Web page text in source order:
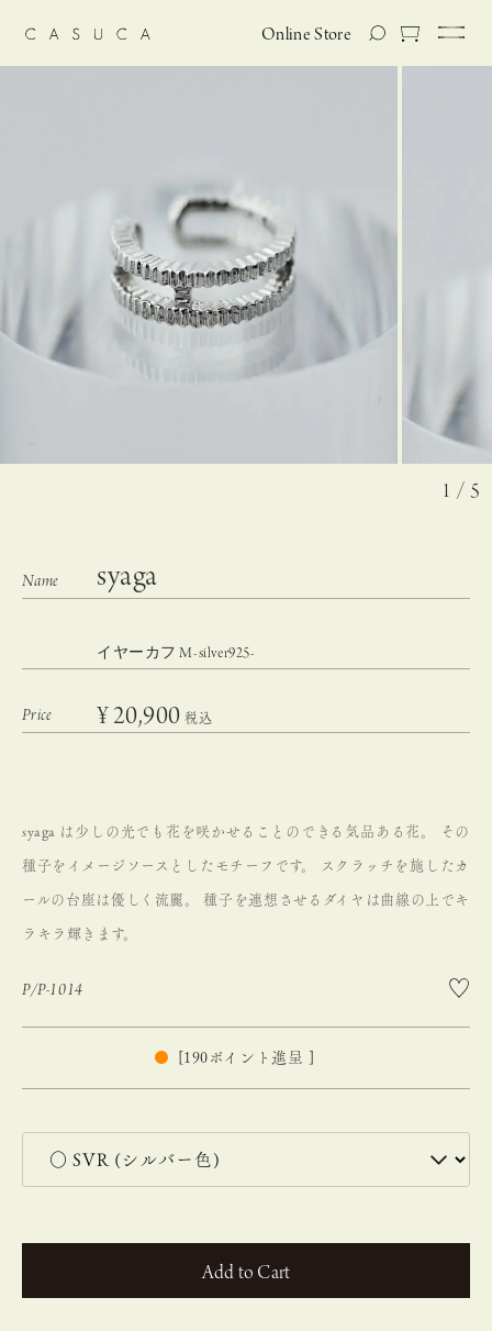
Online Store
1 / 5
syaga
イヤーカフ M-silver925-
¥20,900 税込
syaga は少しの光でも花を咲かせることのできる気品ある花。 その
種子をイメージソースとしたモチーフです。 スクラッチを施したカ
ールの台座は優しく流麗。 種子を連想させるダイヤは曲線の上でキ
ラキラ輝きます。
P/P-1014
190 ポイント進呈 ]
カートに入れる